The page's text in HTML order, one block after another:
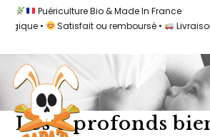
Puériculture Bio & Made In France
•
Satisfait ou remboursé • Livraison
Les 6 profonds